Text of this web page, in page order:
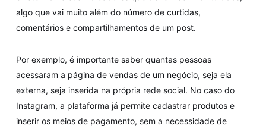
algo que vai muito além do número de curtidas,
comentários e compartilhamentos de um post.
Por exemplo, é importante saber quantas pessoas
acessaram a página de vendas de um negócio, seja ela
externa, seja inserida na própria rede social. No caso do
Instagram, a plataforma já permite cadastrar produtos e
inserir os meios de pagamento, sem a necessidade de